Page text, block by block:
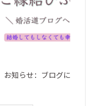
お知らせ：ブログについて